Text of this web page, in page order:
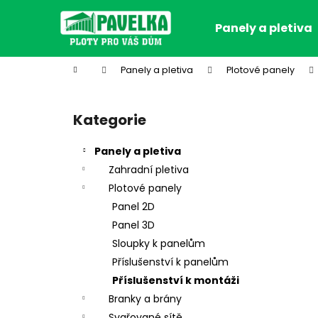
Panely a pletiva
Domů Panely a pletiva Plotové panely
Přeskočit
kategorie
Kategorie
Panely a pletiva
Zahradní pletiva
Plotové panely
Panel 2D
Panel 3D
Sloupky k panelům
Příslušenství k panelům
Příslušenství k montáži
Branky a brány
í
Zpět
do
Zpět
do